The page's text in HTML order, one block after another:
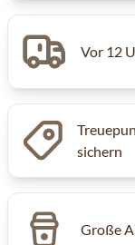
Vor 12
sichern
Große